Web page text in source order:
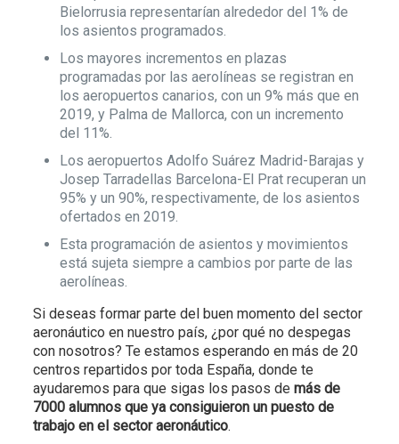
Bielorrusia representarían alrededor del 1% de
los asientos programados.
Los mayores incrementos en plazas
programadas por las aerolíneas se registran en
los aeropuertos canarios, con un 9% más que en
2019, y Palma de Mallorca, con un incremento
del 11%.
Los aeropuertos Adolfo Suárez Madrid-Barajas y
Josep Tarradellas Barcelona-El Prat recuperan un
95% y un 90%, respectivamente, de los asientos
ofertados en 2019.
Esta programación de asientos y movimientos
está sujeta siempre a cambios por parte de las
aerolíneas.
Si deseas formar parte del buen momento del sector
aeronáutico en nuestro país, ¿por qué no despegas
con nosotros? Te estamos esperando en más de 20
centros repartidos por toda España, donde te
ayudaremos para que sigas los pasos de más de
7000 alumnos que ya consiguieron un puesto de
trabajo en el sector aeronáutico.